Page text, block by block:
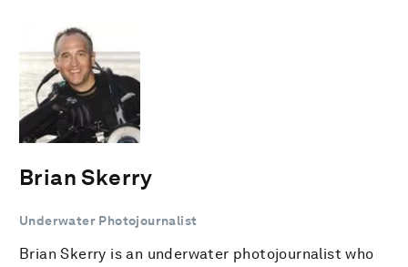
Brian Skerry
Underwater Photojournalist
Brian Skerry is an underwater photojournalist who